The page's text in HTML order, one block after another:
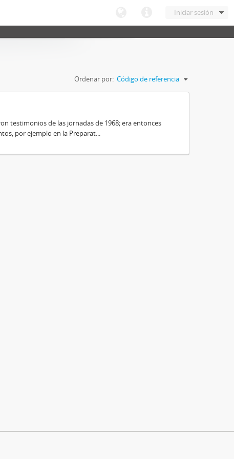
Iniciar sesión
Ordenar por: Código de referencia
testimonios de las jornadas de 1968; era entonces
por ejemplo en la Preparat...